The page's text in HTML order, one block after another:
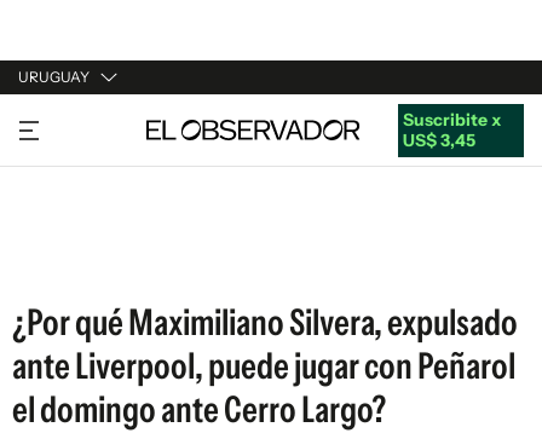
URUGUAY
URUGUAY
ARGENTINA
Suscribite x
US$ 3,45
¿Por qué Maximiliano Silvera, expulsado
ante Liverpool, puede jugar con Peñarol
el domingo ante Cerro Largo?